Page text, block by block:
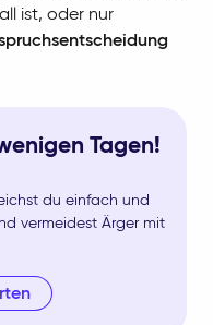
ist, oder nur
Tagen!
du einfach und
vermeidest Ärger mit